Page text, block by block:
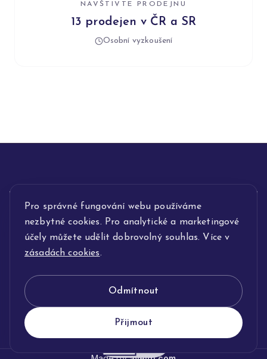
Pro správné fungování webu používáme
nezbytné cookies. Pro analytické a marketingové
účely můžete udělit dobrovolný souhlas. Více v
zásadách cookies.
Odmítnout
Přijmout
NAVŠTIVTE PRODEJNU
13 prodejen v ČR a SR
Osobní vyzkoušení
INFORMACE
POPIS SLUŽEB
KLENOTNICTVÍ JOLLEO